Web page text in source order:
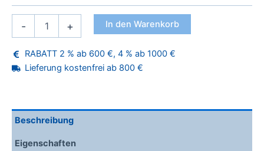
-
für
Tore,
WILKUBOARD®
Menge
+ In den Warenkorb
RABATT 2 % ab 600 €, 4 % ab 1000 €
Lieferung kostenfrei ab 800 €
Beschreibung
Eigenschaften